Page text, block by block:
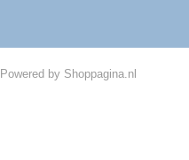
by Shoppagina.nl